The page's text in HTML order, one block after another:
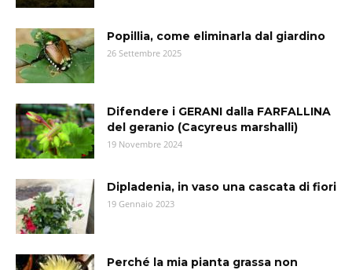
Popillia, come eliminarla dal giardino
26 Settembre 2025
Difendere i GERANI dalla FARFALLINA
del geranio (Cacyreus marshalli)
19 Novembre 2024
Dipladenia, in vaso una cascata di fiori
19 Gennaio 2023
Perché la mia pianta grassa non